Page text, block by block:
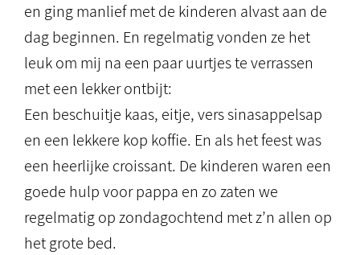
en ging manlief met de kinderen alvast aan de
dag beginnen. En regelmatig vonden ze het
leuk om mij na een paar uurtjes te verrassen
met een lekker ontbijt:
Een beschuitje kaas, eitje, vers sinasappelsap
en een lekkere kop koffie. En als het feest was
een heerlijke croissant. De kinderen waren een
goede hulp voor pappa en zo zaten we
regelmatig op zondagochtend met z’n allen op
het grote bed.